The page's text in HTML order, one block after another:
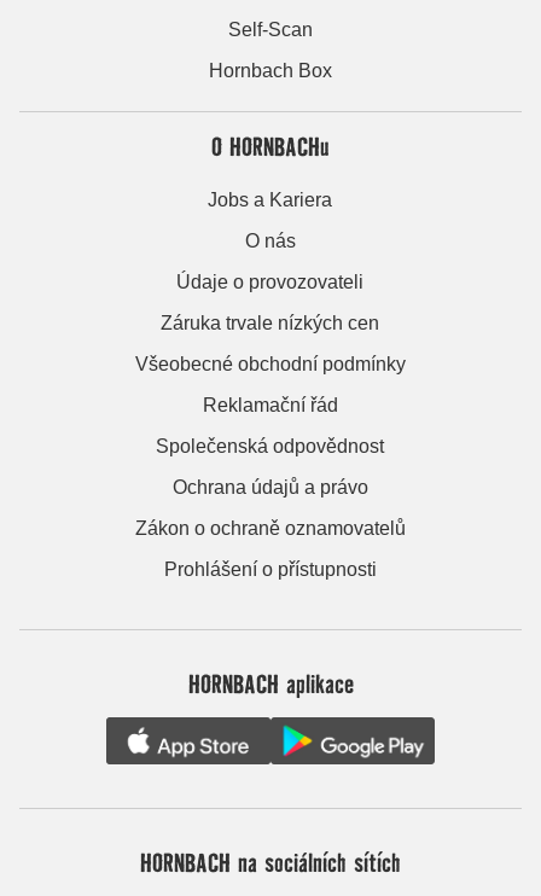
Self-Scan
Hornbach Box
O HORNBACHu
Jobs a Kariera
O nás
Údaje o provozovateli
Záruka trvale nízkých cen
Všeobecné obchodní podmínky
Reklamační řád
Společenská odpovědnost
Ochrana údajů a právo
Zákon o ochraně oznamovatelů
Prohlášení o přístupnosti
HORNBACH aplikace
HORNBACH na sociálních sítích